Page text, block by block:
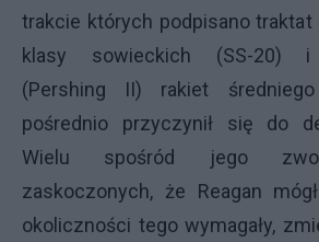
trakcie których podpisano traktat
klasy sowieckich (SS-20) i
(Pershing II) rakiet
pośrednio przyczynił się do
Wielu spośród jego
zaskoczonych, że Reagan
okoliczności tego wymagały,